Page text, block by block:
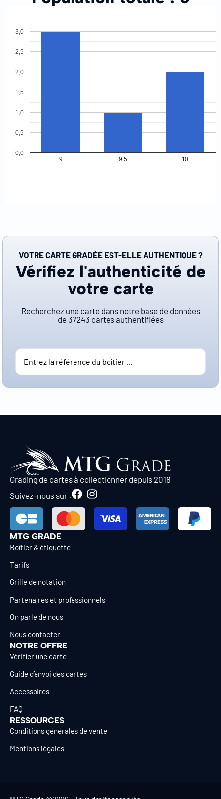
9 9.5 10
0,0
0,5
1,0
1,5
2,0
2,5
3,0
VOTRE CARTE GRADÉE EST-ELLE AUTHENTIQUE ?
Vérifiez l'authenticité de
votre carte
Recherchez une carte dans notre base de données
de 37243 cartes authentifiées
Grading de cartes à collectionner depuis 2018
Suivez-nous sur :
MTG GRADE
Boîtier & étiquette
Tarifs
Grille de notation
Partenaires et professionnels
On parle de nous
Nous contacter
NOTRE OFFRE
Vérifier une carte
Guide d’envoi des cartes
Accessoires
FAQ
RESSOURCES
Conditions générales de vente
Mentions légales